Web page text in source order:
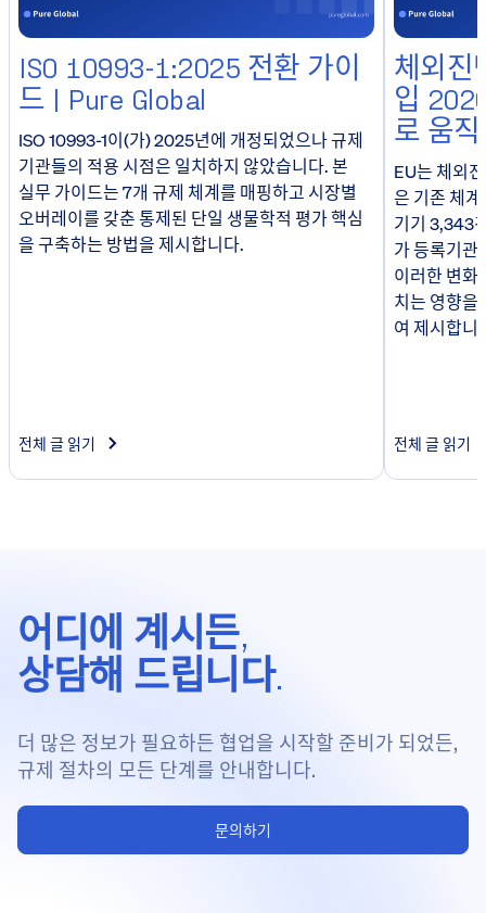
ISO 10993-1:2025 전환 가이
드 | Pure Global
ISO 10993-1이(가) 2025년에 개정되었으나 규제
기관들의 적용 시점은 일치하지 않았습니다. 본
실무 가이드는 7개 규제 체계를 매핑하고 시장별
오버레이를 갖춘 통제된 단일 생물학적 평가 핵심
을 구축하는 방법을 제시합니다.
전체 글 읽기
체외진
입
로 움
EU는 체외
은 기존 체
기기 3,343
가 등록기관
이러한 변화
치는 영향을
여 제시합니
전체 글 읽기
어디에 계시든,
상담해 드립니다.
더 많은 정보가 필요하든 협업을 시작할 준비가 되었든,
규제 절차의 모든 단계를 안내합니다.
문의하기